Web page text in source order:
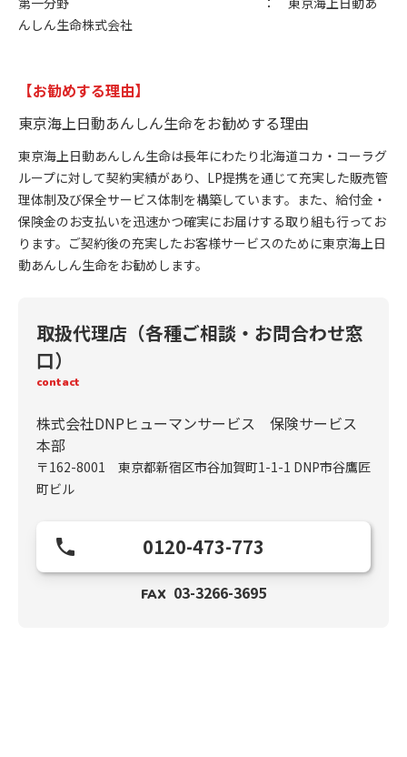
んしん生命株式会社
【お勧めする理由】
東京海上日動あんしん生命をお勧めする理由
東京海上日動あんしん生命は長年にわたり北海道コカ・コーラグ
ループに対して契約実績があり、LP提携を通じて充実した販売管
理体制及び保全サービス体制を構築しています。また、給付金・
保険金のお支払いを迅速かつ確実にお届けする取り組も行ってお
ります。ご契約後の充実したお客様サービスのために東京海上日
動あんしん生命をお勧めします。
取扱代理店（各種ご相談・お問合わせ窓
口）
contact
株式会社DNPヒューマンサービス 保険サービス
本部
〒162-8001 東京都新宿区市谷加賀町1-1-1 DNP市谷鷹匠
町ビル
0120-473-773
FAX 03-3266-3695